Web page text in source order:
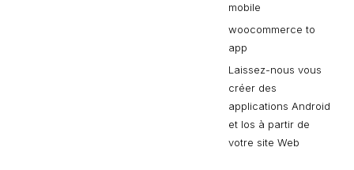
mobile
woocommerce to
app
Laissez-nous vous
créer des
applications Android
et Ios à partir de
votre site Web